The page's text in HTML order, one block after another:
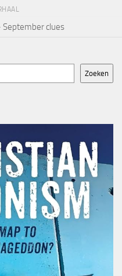
September clues
Zoeken